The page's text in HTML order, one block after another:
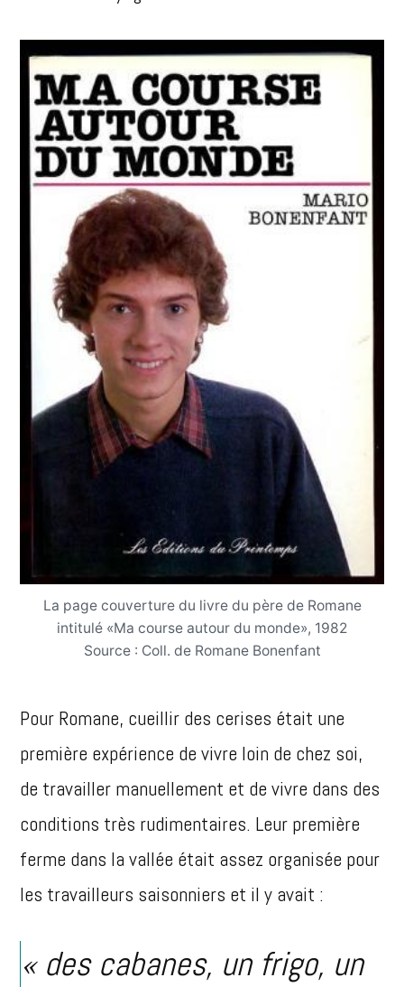
La page couverture du livre du père de Romane
intitulé «Ma course autour du monde», 1982
Source : Coll. de Romane Bonenfant
Pour Romane, cueillir des cerises était une
première expérience de vivre loin de chez soi,
de travailler manuellement et de vivre dans des
conditions très rudimentaires. Leur première
ferme dans la vallée était assez organisée pour
les travailleurs saisonniers et il y avait :
« des cabanes, un frigo, un